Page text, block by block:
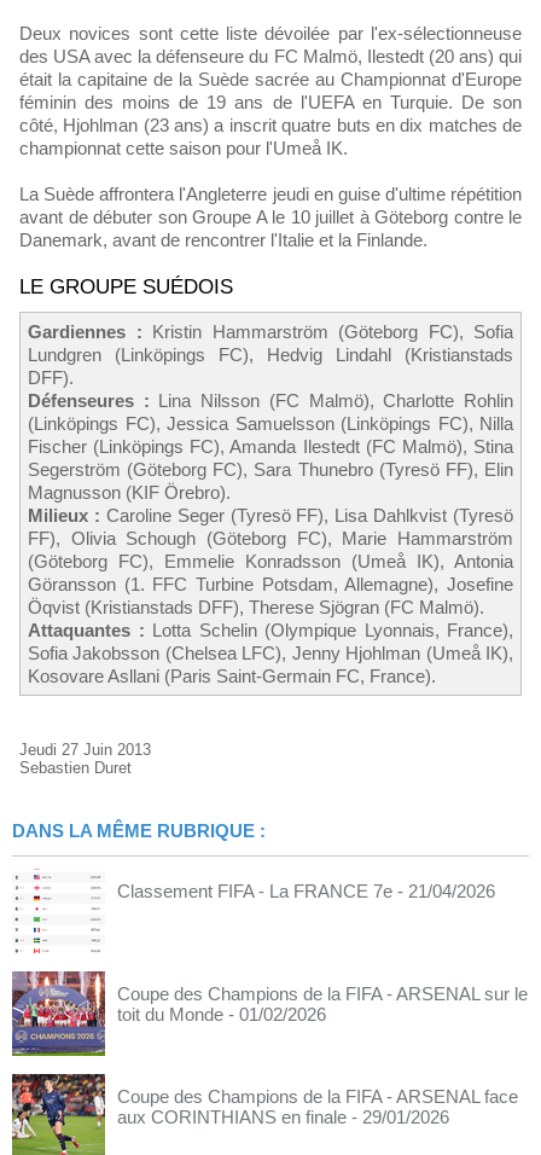
Deux novices sont cette liste dévoilée par l'ex-sélectionneuse
des USA avec la défenseure du FC Malmö, Ilestedt (20 ans) qui
était la capitaine de la Suède sacrée au Championnat d'Europe
féminin des moins de 19 ans de l'UEFA en Turquie. De son
côté, Hjohlman (23 ans) a inscrit quatre buts en dix matches de
championnat cette saison pour l'Umeå IK.
La Suède affrontera l'Angleterre jeudi en guise d'ultime répétition
avant de débuter son Groupe A le 10 juillet à Göteborg contre le
Danemark, avant de rencontrer l'Italie et la Finlande.
LE GROUPE SUÉDOIS
Gardiennes : Kristin Hammarström (Göteborg FC), Sofia
Lundgren (Linköpings FC), Hedvig Lindahl (Kristianstads
DFF).
Défenseures : Lina Nilsson (FC Malmö), Charlotte Rohlin
(Linköpings FC), Jessica Samuelsson (Linköpings FC), Nilla
Fischer (Linköpings FC), Amanda Ilestedt (FC Malmö), Stina
Segerström (Göteborg FC), Sara Thunebro (Tyresö FF), Elin
Magnusson (KIF Örebro).
Milieux : Caroline Seger (Tyresö FF), Lisa Dahlkvist (Tyresö
FF), Olivia Schough (Göteborg FC), Marie Hammarström
(Göteborg FC), Emmelie Konradsson (Umeå IK), Antonia
Göransson (1. FFC Turbine Potsdam, Allemagne), Josefine
Öqvist (Kristianstads DFF), Therese Sjögran (FC Malmö).
Attaquantes : Lotta Schelin (Olympique Lyonnais, France),
Sofia Jakobsson (Chelsea LFC), Jenny Hjohlman (Umeå IK),
Kosovare Asllani (Paris Saint-Germain FC, France).
Jeudi 27 Juin 2013
Sebastien Duret
DANS LA MÊME RUBRIQUE :
Classement FIFA - La FRANCE 7e - 21/04/2026
Coupe des Champions de la FIFA - ARSENAL sur le
toit du Monde - 01/02/2026
Coupe des Champions de la FIFA - ARSENAL face
aux CORINTHIANS en finale - 29/01/2026